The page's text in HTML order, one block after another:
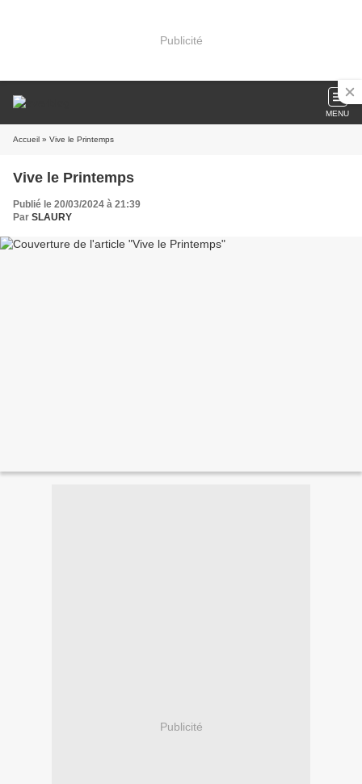
Publicité
MENU
Accueil » Vive le Printemps
Vive le Printemps
Publié le 20/03/2024 à 21:39
Par SLAURY
Publicité